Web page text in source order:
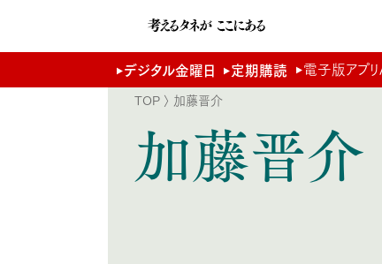
デジタル金曜日 定期購読 電子版アプ
TOP 〉 加藤晋介
加藤晋介